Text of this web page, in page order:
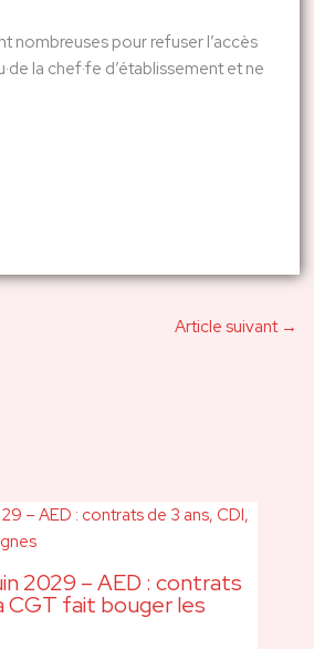
nombreuses pour refuser l’accès
la chef·fe d’établissement et ne
Article suivant →
2029 – AED : contrats
CGT fait bouger les